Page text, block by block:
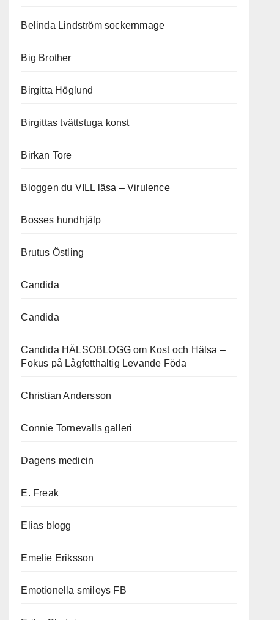
Belinda Lindström sockernmage
Big Brother
Birgitta Höglund
Birgittas tvättstuga konst
Birkan Tore
Bloggen du VILL läsa – Virulence
Bosses hundhjälp
Brutus Östling
Candida
Candida
Candida HÄLSOBLOGG om Kost och Hälsa –
Fokus på Lågfetthaltig Levande Föda
Christian Andersson
Connie Tornevalls galleri
Dagens medicin
E. Freak
Elias blogg
Emelie Eriksson
Emotionella smileys FB